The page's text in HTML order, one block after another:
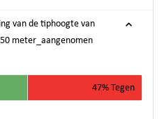
van de tiphoogte van
meter_aangenomen
47% Tegen